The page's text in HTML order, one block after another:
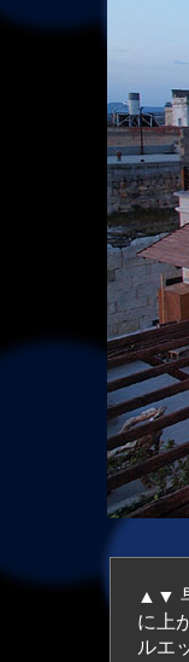
▲▼
に上
ルエ